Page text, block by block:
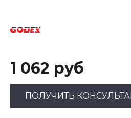
1 062 руб
ПОЛУЧИТЬ